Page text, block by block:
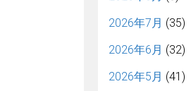
2026年7月 (35)
2026年6月 (32)
2026年5月 (41)